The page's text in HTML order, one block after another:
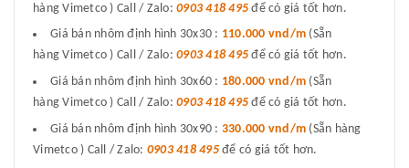
hàng Vimetco ) Call / Zalo: 0903 418 495 để có giá tốt hơn.
Giá bán nhôm định hình 30x30 : 110.000 vnd/m (Sẵn
hàng Vimetco ) Call / Zalo: 0903 418 495để có giá tốt hơn.
Giá bán nhôm định hình 30x60 : 180.000 vnd/m (Sẵn
hàng Vimetco ) Call / Zalo: 0903 418 495 để có giá tốt hơn.
Giá bán nhôm định hình 30x90 : 330.000 vnd/m (Sẵn hàng
Vimetco ) Call / Zalo: 0903 418 495 để có giá tốt hơn.